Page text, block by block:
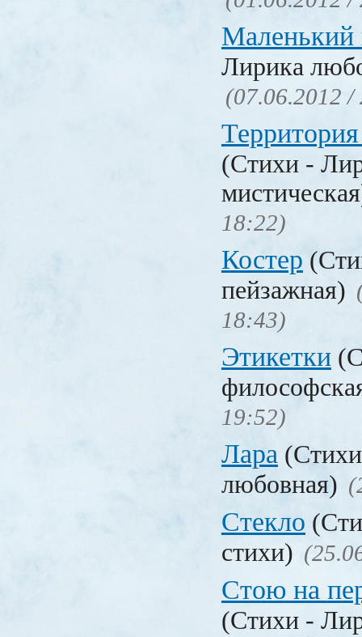
Маленький
Лирика
(07.06.2012 /
(Стихи -
18:22)
Костер
пейзажная)
18:43)
Этикетки
19:52)
Лара
любовная)
Стекло
стихи)
Стою на
(Стихи -